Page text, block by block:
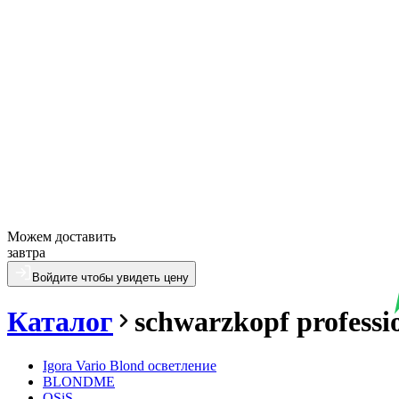
Можем доставить
завтра
Войдите чтобы увидеть цену
Каталог schwarzkopf
Igora Vario Blond осветление
BLONDME